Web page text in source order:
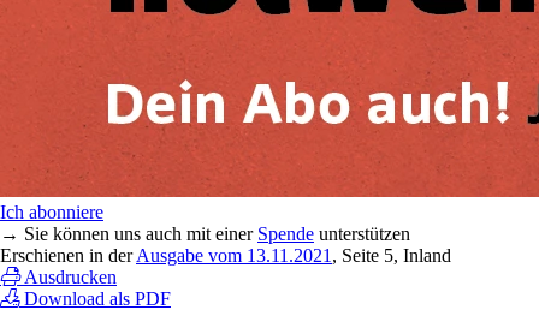
Ich abonniere
→ Sie können uns auch mit einer Spende unterstützen
Erschienen in derAusgabe vom 13.11.2021 , Seite 5, Inland
Ausdrucken
Download als PDF